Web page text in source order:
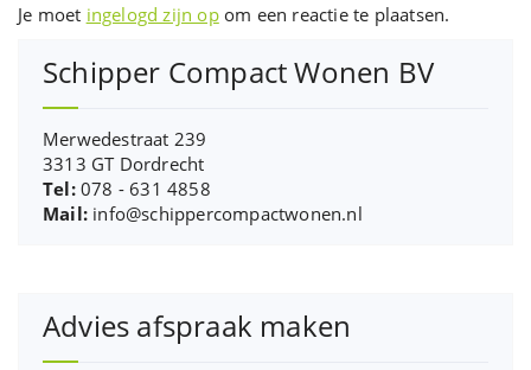
Je moet ingelogd zijn opom een reactie te plaatsen.
Schipper Compact Wonen BV
Merwedestraat 239
3313 GT Dordrecht
Tel:078 - 631 4858
Mail: info@schippercompactwonen.nl
Advies afspraak maken